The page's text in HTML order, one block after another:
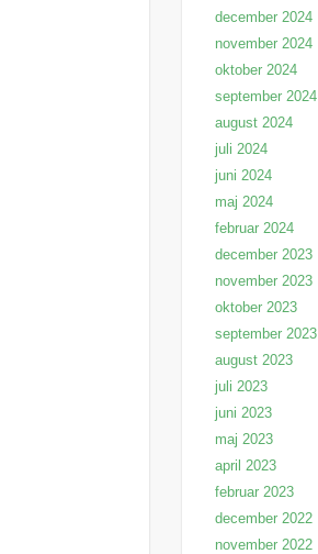
december 2024
november 2024
oktober 2024
september 2024
august 2024
juli 2024
juni 2024
maj 2024
februar 2024
december 2023
november 2023
oktober 2023
september 2023
august 2023
juli 2023
juni 2023
maj 2023
april 2023
februar 2023
december 2022
november 2022